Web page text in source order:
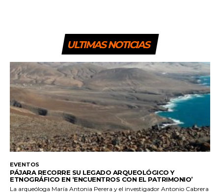
ULTIMAS NOTICIAS
EVENTOS
PÁJARA RECORRE SU LEGADO ARQUEOLÓGICO Y
ETNOGRÁFICO EN ‘ENCUENTROS CON EL PATRIMONIO’
La arqueóloga María Antonia Perera y el investigador Antonio Cabrera